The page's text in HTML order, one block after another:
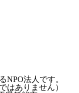
NPO法人です。
はありません）